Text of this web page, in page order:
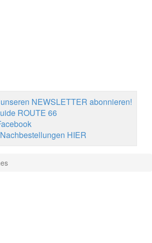
NEWSLETTER abonnieren!
ROUTE 66
HIER